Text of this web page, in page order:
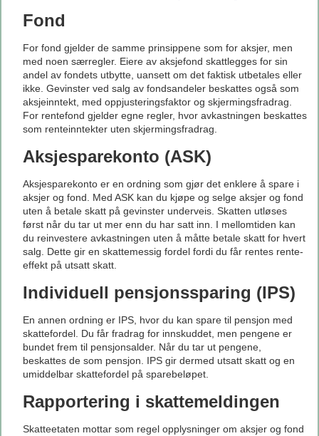
Fond
For fond gjelder de samme prinsippene som for aksjer, men
med noen særregler. Eiere av aksjefond skattlegges for sin
andel av fondets utbytte, uansett om det faktisk utbetales eller
ikke. Gevinster ved salg av fondsandeler beskattes også som
aksjeinntekt, med oppjusteringsfaktor og skjermingsfradrag.
For rentefond gjelder egne regler, hvor avkastningen beskattes
som renteinntekter uten skjermingsfradrag.
Aksjesparekonto (ASK)
Aksjesparekonto er en ordning som gjør det enklere å spare i
aksjer og fond. Med ASK kan du kjøpe og selge aksjer og fond
uten å betale skatt på gevinster underveis. Skatten utløses
først når du tar ut mer enn du har satt inn. I mellomtiden kan
du reinvestere avkastningen uten å måtte betale skatt for hvert
salg. Dette gir en skattemessig fordel fordi du får rentes rente-
effekt på utsatt skatt.
Individuell pensjonssparing (IPS)
En annen ordning er IPS, hvor du kan spare til pensjon med
skattefordel. Du får fradrag for innskuddet, men pengene er
bundet frem til pensjonsalder. Når du tar ut pengene,
beskattes de som pensjon. IPS gir dermed utsatt skatt og en
umiddelbar skattefordel på sparebeløpet.
Rapportering i skattemeldingen
Skatteetaten mottar som regel opplysninger om aksjer og fond